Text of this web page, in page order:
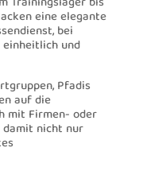
eine elegante
bei
einheitlich und
Pfadis
auf die
mit Firmen- oder
nicht nur